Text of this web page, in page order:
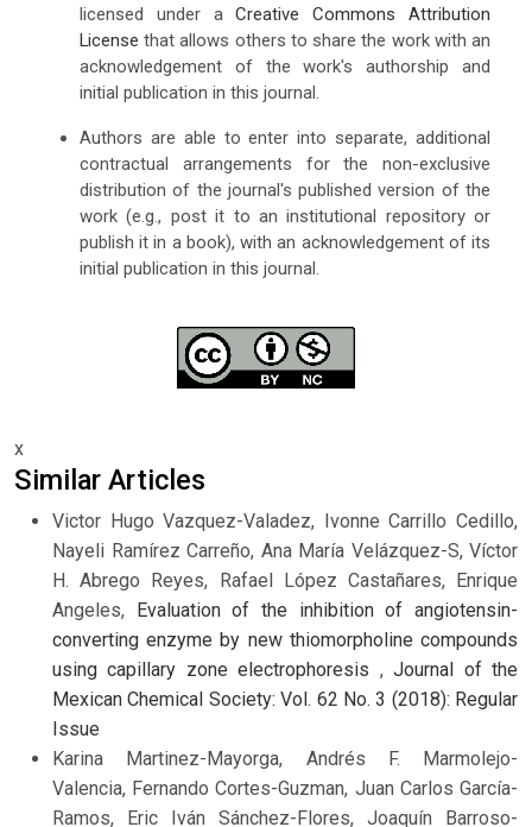
licensed under aCreative Commons Attribution
License that allows others to share the work with an
acknowledgement of the work's authorship and
initial publication in this journal.
Authors are able to enter into separate, additional
contractual arrangements for the non-exclusive
distribution of the journal's published version of the
work (e.g., post it to an institutional repository or
publish it in a book), with an acknowledgement of its
initial publication in this journal.
x
Similar Articles
Victor Hugo Vazquez-Valadez, Ivonne Carrillo Cedillo,
Nayeli Ramírez Carreño, Ana María Velázquez-S, Víctor
H. Abrego Reyes, Rafael López Castañares, Enrique
Angeles, Evaluation of the inhibition of angiotensin-
converting enzyme by new thiomorpholine compounds
using capillary zone electrophoresis ,Journal of the
Mexican Chemical Society: Vol. 62 No. 3 (2018): Regular
Issue
Karina Martinez-Mayorga, Andrés F. Marmolejo-
Valencia, Fernando Cortes-Guzman, Juan Carlos García-
Ramos, Eric Iván Sánchez-Flores, Joaquín Barroso-